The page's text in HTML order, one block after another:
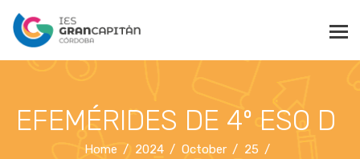
EFEMÉRIDES DE 4º ESO D
Home 2024 October
25